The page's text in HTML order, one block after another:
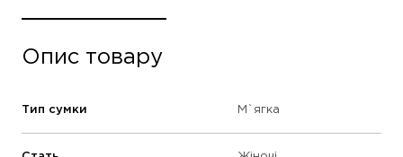
Опис товару
Тип сумки М`ягка